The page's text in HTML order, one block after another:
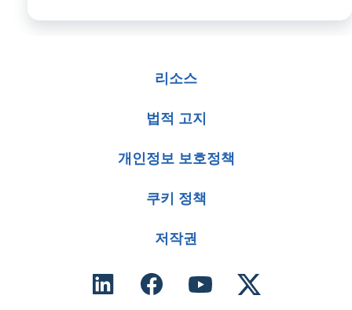
리소스
법적 고지
개인정보 보호정책
쿠키 정책
저작권